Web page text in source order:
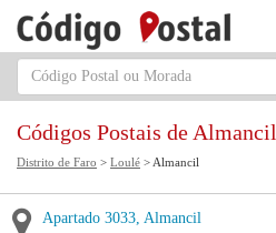
Códigos Postais de Almancil
Distrito de Faro > Loulé > Almancil
Apartado 3033, Almancil